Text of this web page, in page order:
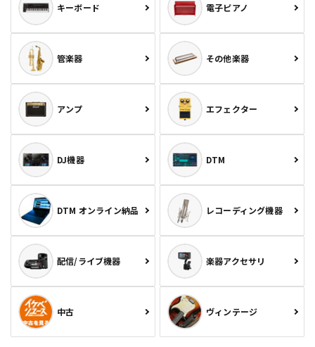
キーボード 電子ピアノ
管楽器 その他楽器
アンプ エフェクター
DJ機器 DTM
DTM オンライン納品 レコーディング機器
配信/ライブ機器 楽器アクセサリ
中古 ヴィンテージ